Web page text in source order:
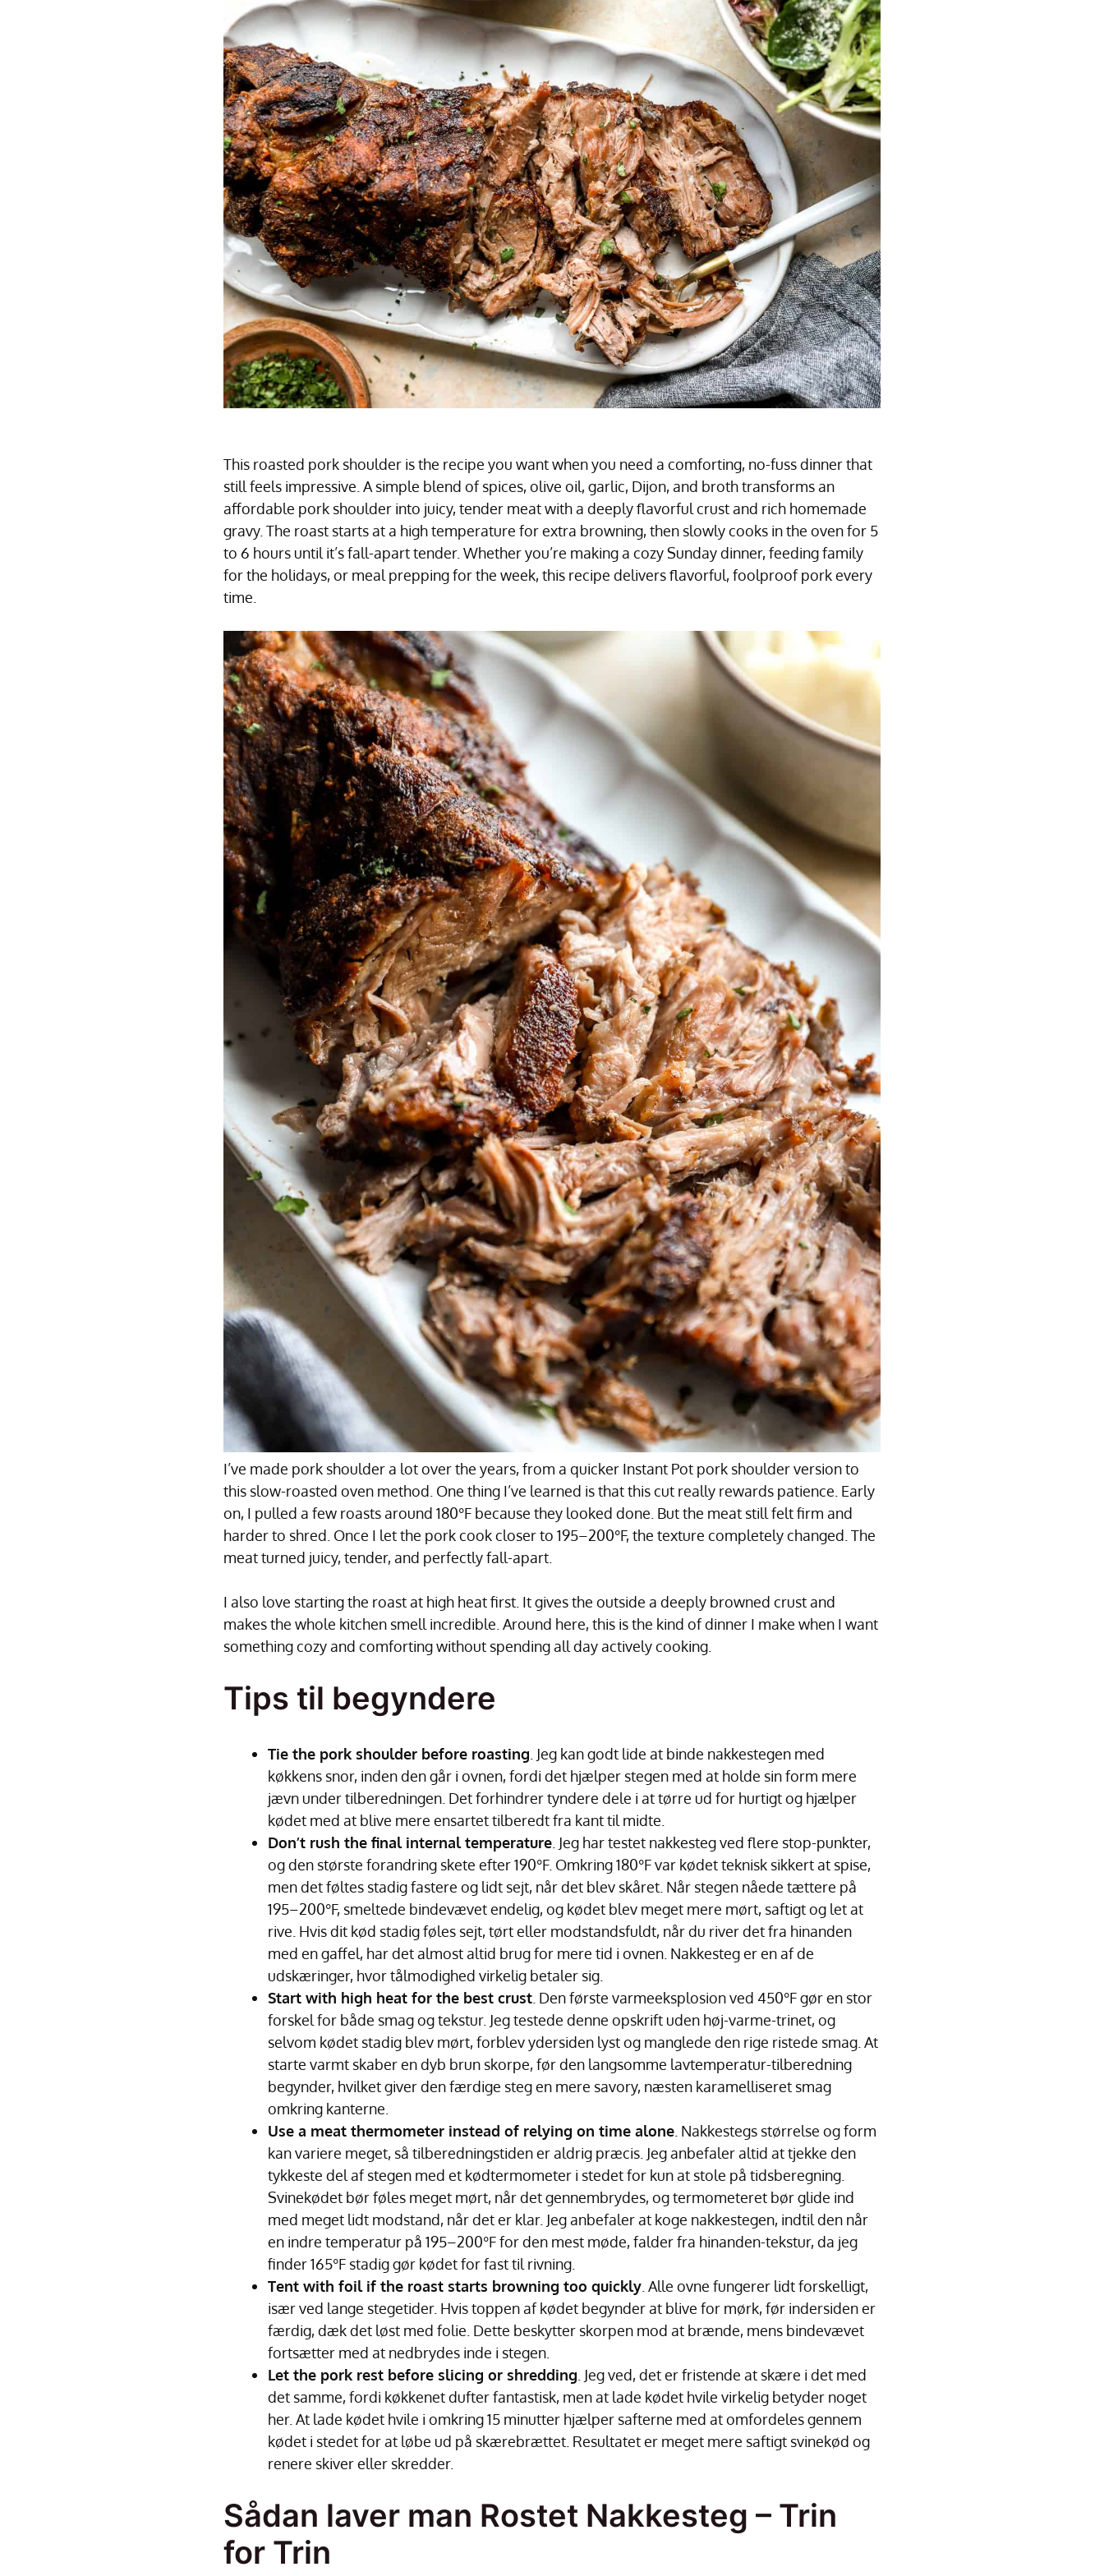
This roasted pork shoulder is the recipe you want when you need a comforting, no-fuss dinner that
still feels impressive. A simple blend of spices, olive oil, garlic, Dijon, and broth transforms an
affordable pork shoulder into juicy, tender meat with a deeply flavorful crust and rich homemade
gravy. The roast starts at a high temperature for extra browning, then slowly cooks in the oven for 5
to 6 hours until it’s fall-apart tender. Whether you’re making a cozy Sunday dinner, feeding family
for the holidays, or meal prepping for the week, this recipe delivers flavorful, foolproof pork every
time.
I’ve made pork shoulder a lot over the years, from a quicker Instant Pot pork shoulder version to
this slow-roasted oven method. One thing I’ve learned is that this cut really rewards patience. Early
on, I pulled a few roasts around 180°F because they looked done. But the meat still felt firm and
harder to shred. Once I let the pork cook closer to 195–200°F, the texture completely changed. The
meat turned juicy, tender, and perfectly fall-apart.
I also love starting the roast at high heat first. It gives the outside a deeply browned crust and
makes the whole kitchen smell incredible. Around here, this is the kind of dinner I make when I want
something cozy and comforting without spending all day actively cooking.
Tips til begyndere
Tie the pork shoulder before roasting . Jeg kan godt lide at binde nakkestegen med
køkkens snor, inden den går i ovnen, fordi det hjælper stegen med at holde sin form mere
jævn under tilberedningen. Det forhindrer tyndere dele i at tørre ud for hurtigt og hjælper
kødet med at blive mere ensartet tilberedt fra kant til midte.
Don’t rush the final internal temperature . Jeg har testet nakkesteg ved flere stop-punkter,
og den største forandring skete efter 190°F. Omkring 180°F var kødet teknisk sikkert at spise,
men det føltes stadig fastere og lidt sejt, når det blev skåret. Når stegen nåede tættere på
195–200°F, smeltede bindevævet endelig, og kødet blev meget mere mørt, saftigt og let at
rive. Hvis dit kød stadig føles sejt, tørt eller modstandsfuldt, når du river det fra hinanden
med en gaffel, har det almost altid brug for mere tid i ovnen. Nakkesteg er en af de
udskæringer, hvor tålmodighed virkelig betaler sig.
Start with high heat for the best crust . Den første varmeeksplosion ved 450°F gør en stor
forskel for både smag og tekstur. Jeg testede denne opskrift uden høj-varme-trinet, og
selvom kødet stadig blev mørt, forblev ydersiden lyst og manglede den rige ristede smag. At
starte varmt skaber en dyb brun skorpe, før den langsomme lavtemperatur-tilberedning
begynder, hvilket giver den færdige steg en mere savory, næsten karamelliseret smag
omkring kanterne.
Use a meat thermometer instead of relying on time alone . Nakkestegs størrelse og form
kan variere meget, så tilberedningstiden er aldrig præcis. Jeg anbefaler altid at tjekke den
tykkeste del af stegen med et kødtermometer i stedet for kun at stole på tidsberegning.
Svinekødet bør føles meget mørt, når det gennembrydes, og termometeret bør glide ind
med meget lidt modstand, når det er klar. Jeg anbefaler at koge nakkestegen, indtil den når
en indre temperatur på 195–200°F for den mest møde, falder fra hinanden-tekstur, da jeg
finder 165°F stadig gør kødet for fast til rivning.
Tent with foil if the roast starts browning too quickly . Alle ovne fungerer lidt forskelligt,
især ved lange stegetider. Hvis toppen af kødet begynder at blive for mørk, før indersiden er
færdig, dæk det løst med folie. Dette beskytter skorpen mod at brænde, mens bindevævet
fortsætter med at nedbrydes inde i stegen.
Let the pork rest before slicing or shredding . Jeg ved, det er fristende at skære i det med
det samme, fordi køkkenet dufter fantastisk, men at lade kødet hvile virkelig betyder noget
her. At lade kødet hvile i omkring 15 minutter hjælper safterne med at omfordeles gennem
kødet i stedet for at løbe ud på skærebrættet. Resultatet er meget mere saftigt svinekød og
renere skiver eller skredder.
Sådan laver man Rostet Nakkesteg – Trin
for Trin